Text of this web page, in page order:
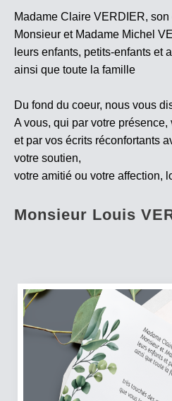
Madame Claire VERDIER, son
Monsieur et Madame Michel
leurs enfants, petits-enfants et
ainsi que toute la famille
Du fond du coeur, nous vous
A vous, qui par votre
et par vos écrits réconfortants
votre soutien,
votre amitié ou votre affection,
Monsieur Louis